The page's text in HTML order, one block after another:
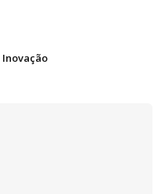
Inovação